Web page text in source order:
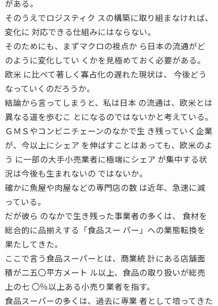
がある。
そのうえでロジスティク スの構築に取り組まなければ、
変化に 対応できる仕組みにはならない。
そのためにも、まずマクロの視点か ら日本の流通がど
のように変化してい くかを見極めておく必要がある。
欧米 に比べて著しく寡占化の遅れた現状は、 今後どう
なっていくのだろうか。
結論から言ってしまうと、私は日本 の流通は、欧米とは
異なる道を歩むこ とになるのではないかと考えている。
ＧＭＳやコンビニチェーンのなかで生 き残っていく企業
が、今以上にシェア を伸ばすことはあっても、欧米のよ
う に一部の大手小売業者に極端にシェア が集中する状
況は今後も生まれないの ではないか。
確かに魚屋や肉屋などの専門店の数 は近年、急速に減
っている。
だが彼ら のなかで生き残った事業者の多くは、 食材を
総合的に品揃えする「食品スー パー」への業態転換を
果たしてきた。
ここで言う食品スーパーとは、商業統 計にある店舗面
積が二五〇平方メート ル以上、食品の取り扱いが総売
上の七 〇％以上ある小売り業者を指す。
食品スーパーの多くは、過去に専業 者として培ってきた